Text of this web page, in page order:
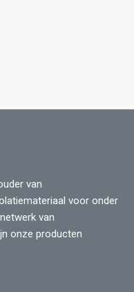
van
voor onder
van
onze producten